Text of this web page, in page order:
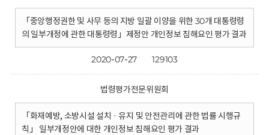
「중앙행정권한 및 사무 등의 지방 일괄 이양을 위한 30개 대통령령
의 일부개정에 관한 대통령령」제정안 개인정보 침해요인 평가 결과
2020-07-27 129103
법령평가전문위원회
「화재예방, 소방시설 설치 · 유지 및 안전관리에 관한 법률 시행규
칙」 일부개정안에 대한 개인정보 침해요인 평가 결과